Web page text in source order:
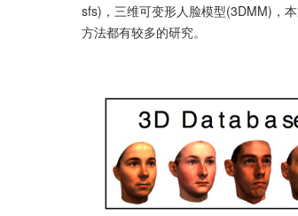
sfs)，三维可变形人脸模型(3DMM)，
方法都有较多的研究。